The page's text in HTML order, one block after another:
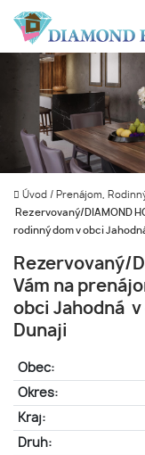
Úvod / Prenájom,
Rezervovaný/DIAMOND
rodinný dom v obci
Rezervovaný/
Vám na
obci Jahodná v
Dunaji
Obec:
Okres:
Kraj:
Druh: